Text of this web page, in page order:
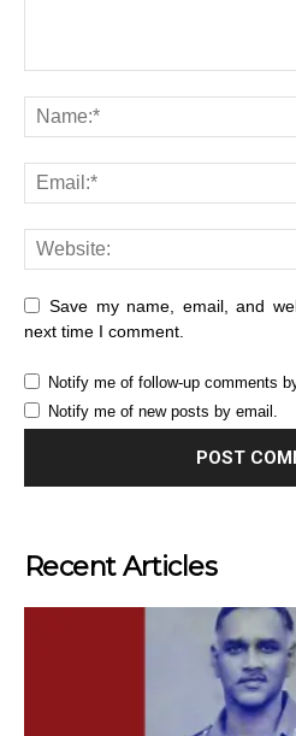
Save my name, email, and
next time I comment.
Notify me of follow-up comments
Notify me of new posts by email.
Recent Articles